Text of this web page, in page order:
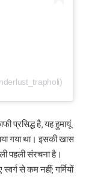
प्रसिद्ध है, यह हुमायूं
गया था। इसकी खास
पहली संरचना है।
से कम नहीं; गर्मियों